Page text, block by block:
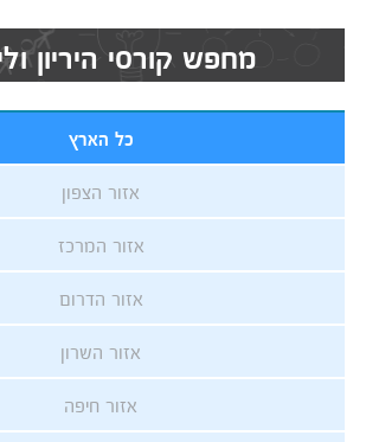
מחפש קורסי היריון
כל הארץ
אזור הצפון
אזור המרכז
אזור הדרום
אזור השרון
אזור חיפה